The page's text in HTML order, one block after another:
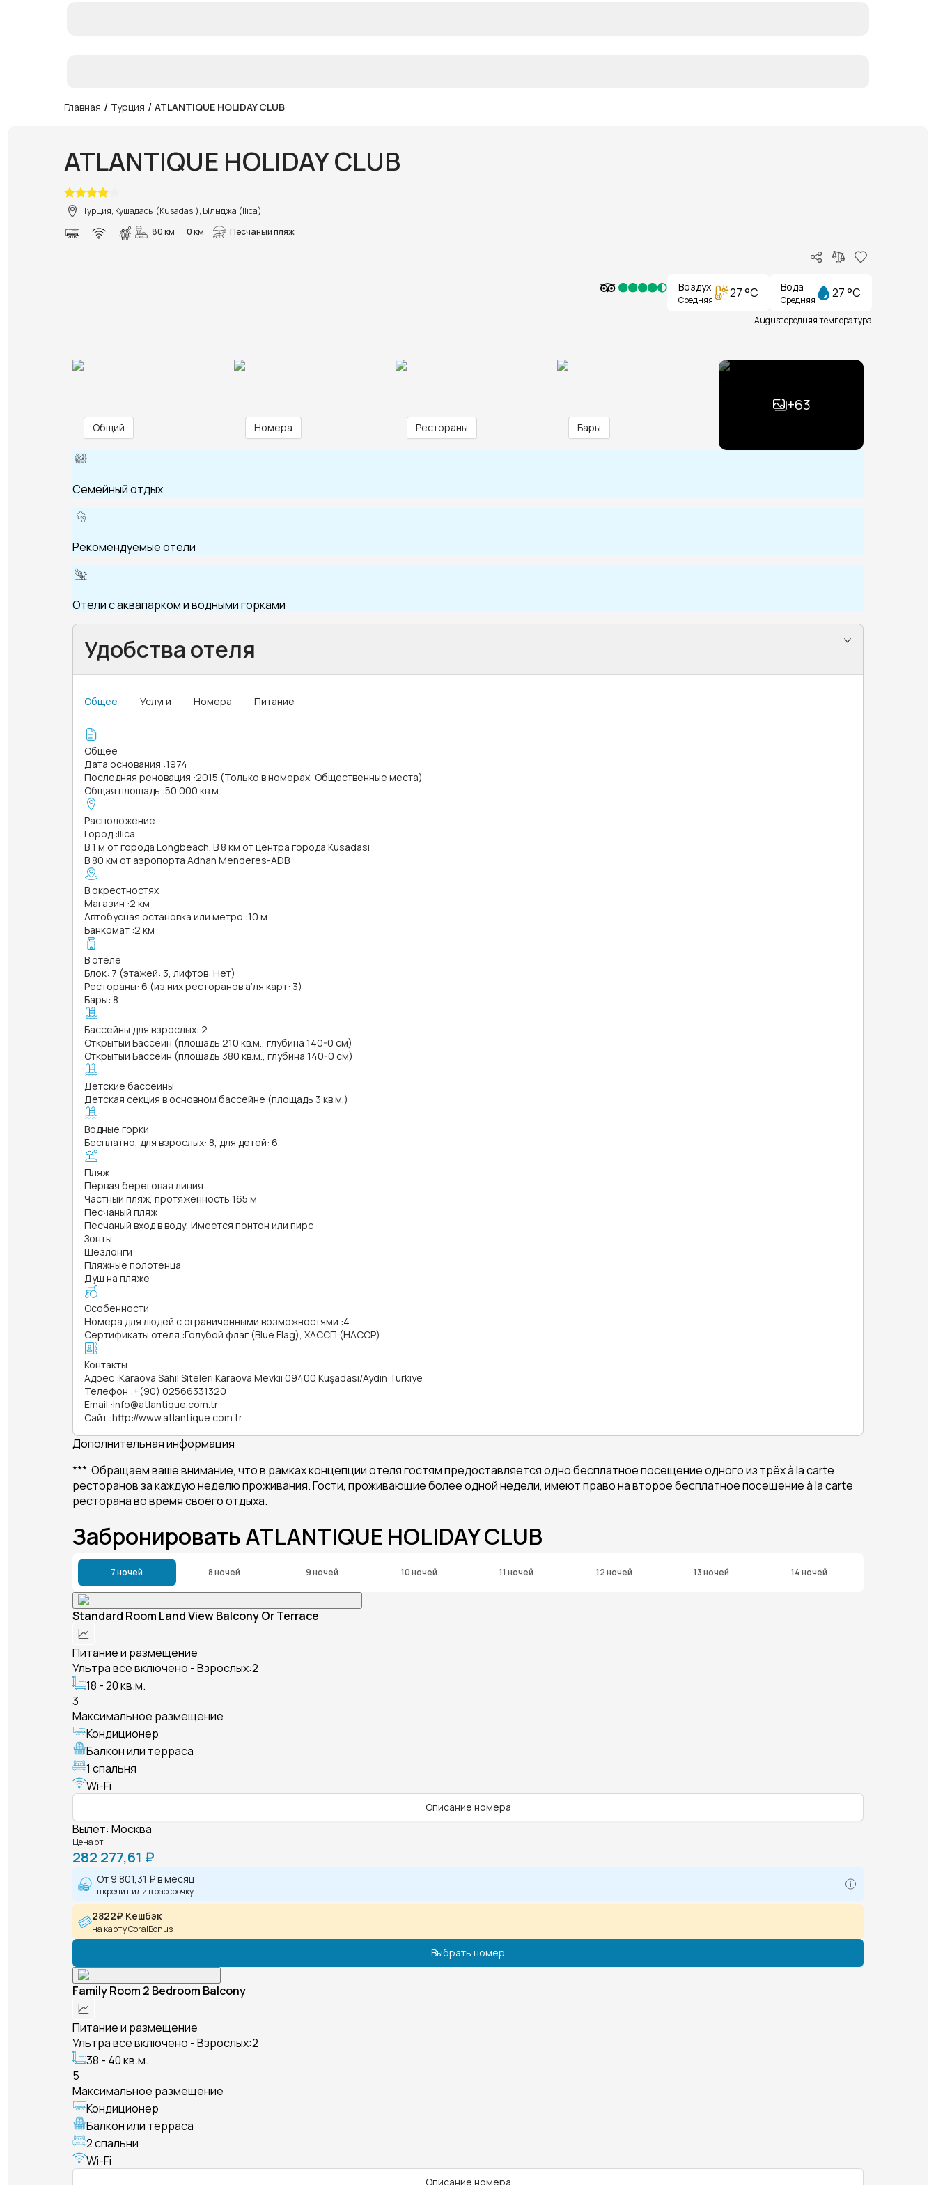
Главная / Турция / ATLANTIQUE HOLIDAY CLUB
ATLANTIQUE HOLIDAY CLUB
Турция, Кушадасы (Kusadasi), Ылыджа (Ilica)
80 км
0 км Песчаный пляж
Воздух
Средняя 27 °C Вода
Средняя 27 °C
August средняя температура
Общий Номера Рестораны Бары
+63
Семейный отдых
Рекомендуемые отели
Отели с аквапарком и водными горками
Удобства отеля
Общее Услуги Номера Питание
Общее
Дата основания :1974
Последняя реновация :2015 (Только в номерах, Общественные места)
Общая площадь :50 000 кв.м.
Расположение
Город :Ilica
В 1 м от города Longbeach. В 8 км от центра города Kusadasi
В 80 км от аэропорта Adnan Menderes-ADB
В окрестностях
Магазин :2 км
Автобусная остановка или метро :10 м
Банкомат :2 км
В отеле
Блок: 7 (этажей: 3, лифтов: Нет)
Рестораны: 6 (из них ресторанов а’ля карт: 3)
Бары: 8
Бассейны для взрослых: 2
Открытый Бассейн (площадь 210 кв.м., глубина 140-0 см)
Открытый Бассейн (площадь 380 кв.м., глубина 140-0 см)
Детские бассейны
Детская секция в основном бассейне (площадь 3 кв.м.)
Водные горки
Бесплатно, для взрослых: 8, для детей: 6
Пляж
Первая береговая линия
Частный пляж, протяженность 165 м
Песчаный пляж
Песчаный вход в воду, Имеется понтон или пирс
Зонты
Шезлонги
Пляжные полотенца
Душ на пляже
Особенности
Номера для людей с ограниченными возможностями :4
Сертификаты отеля :Голубой флаг (Blue Flag), ХАССП (HACCP)
Контакты
Адрес :Karaova Sahil Siteleri Karaova Mevkii 09400 Kuşadası/Aydın Türkiye
Телефон :+(90) 02566331320
Email :info@atlantique.com.tr
Сайт :http://www.atlantique.com.tr
Дополнительная информация
*** Обращаем ваше внимание, что в рамках концепции отеля гостям предоставляется одно бесплатное посещение одного из трёх à la carte
ресторанов за каждую неделю проживания. Гости, проживающие более одной недели, имеют право на второе бесплатное посещение à la carte
ресторана во время своего отдыха.
Забронировать ATLANTIQUE HOLIDAY CLUB
7 ночей 8 ночей 9 ночей 10 ночей 11 ночей 12 ночей 13 ночей 14 ночей
Standard Room Land View Balcony Or Terrace
Питание и размещение
Ультра все включено - Взрослых:2
18 - 20 кв.м.
3
Максимальное размещение
Кондиционер
Балкон или терраса
1 спальня
Wi-Fi
Описание номера
Вылет: Москва
Цена от
282 277,61 ₽
От 9 801,31 ₽в месяц
в кредит или в рассрочку
2822₽ Кешбэк
на карту CoralBonus
Выбрать номер
Family Room 2 Bedroom Balcony
Питание и размещение
Ультра все включено - Взрослых:2
38 - 40 кв.м.
5
Максимальное размещение
Кондиционер
Балкон или терраса
2 спальни
Wi-Fi
Описание номера